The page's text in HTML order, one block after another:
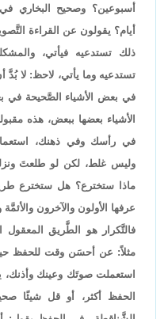
أسبوعين؟ وصحيح البخاري
أيام؟ يقولون عن القراءة
ذلك تستدعيه فيأتي،
تستدعيه وما يأتي، لاحظ: لا
في بعض الأشياء الصَّحيحة في
الأشياء بعضها ببعض، هذه
في رأسك وفي ذهنك،
وليس غلط، لكن لو طلعتَ
ماذا ستخترع؟ هل ستخترع
عرفها الأولون والآخرون والأئمَّة
فالتَّكرار هو الطَّريق المعقول
مثلاً: عن أحسَن وقت للحفظ
استعملت صوتَك وعينك وأذنك،
الحفظ أكثر، أو قل شيئًا